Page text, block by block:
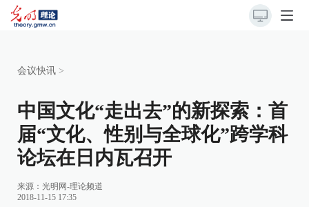
会议快讯 >
中国文化“走出去”的新探索：首
届“文化、性别与全球化”跨学科
论坛在日内瓦召开
来源： 光明网-理论频道
2018-11-15 17:35